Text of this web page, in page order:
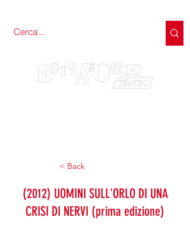
< Back
(2012) UOMINI SULL'ORLO DI UNA
CRISI DI NERVI (prima edizione)